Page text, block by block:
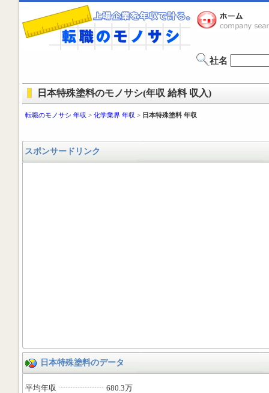
社名
日本特殊塗料のモノサシ(年収 給料 収入)
転職のモノサシ 年収 > 化学業界 年収 > 日本特殊塗料 年収
スポンサードリンク
日本特殊塗料のデータ
平均年収 680.3万